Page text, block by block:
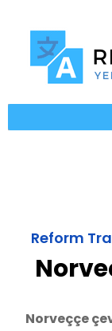
Reform
Norveççe